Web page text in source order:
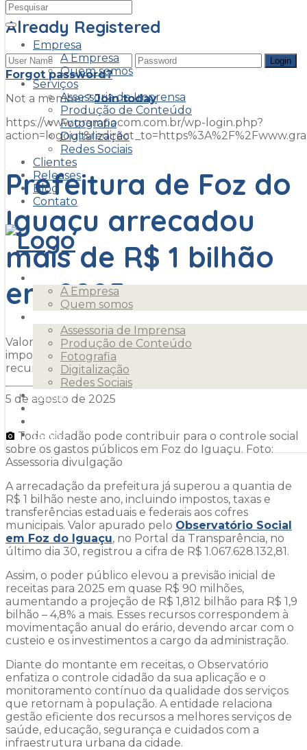
Empresa
A Empresa
Quem somos
Serviços
Assessoria de Imprensa
Produção de Conteúdo
Fotografia
Digitalização
Redes Sociais
Clientes
Releases
Blog
Contato
A Empresa
Quem somos
Assessoria de Imprensa
Produção de Conteúdo
Fotografia
Digitalização
Redes Sociais
Clientes
Contato
Already Registered
Forgot password?
Not a member?Join today
https://www.grampocom.com.br/wp-login.php?
Prefeitura de Foz do
Iguaçu arrecadou
mais de R$ 1 bilhão
em 2025
Valor inclui impostos e transferências e reforça a
importância do controle cidadão sobre a aplicação de
recursos para a qualidade dos serviços ao morador.
5 de agosto de 2025
Todo cidadão pode contribuir para o controle social
sobre os gastos públicos em Foz do Iguaçu. Foto:
Assessoria divulgação
A arrecadação da prefeitura já superou a quantia de
R$ 1 bilhão neste ano, incluindo impostos, taxas e
transferências estaduais e federais aos cofres
municipais. Valor apurado pelo Observatório Social
em Foz do Iguaçu, no Portal da Transparência, no
último dia 30, registrou a cifra de R$ 1.067.628.132,81.
Assim, o poder público elevou a previsão inicial de
receitas para 2025 em quase R$ 90 milhões,
aumentando a projeção de R$ 1,812 bilhão para R$ 1,9
bilhão – 4,8% a mais. Esses recursos correspondem à
movimentação anual do erário, devendo arcar com o
custeio e os investimentos a cargo da administração.
Diante do montante em receitas, o Observatório
enfatiza o controle cidadão da sua aplicação e o
monitoramento contínuo da qualidade dos serviços
que retornam à população. A entidade relaciona
gestão eficiente dos recursos a melhores serviços de
saúde, educação, segurança e cuidados com a
infraestrutura urbana da cidade.